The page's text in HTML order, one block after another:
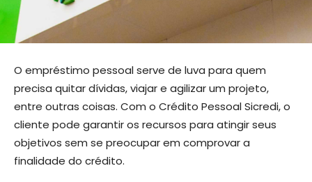
O empréstimo pessoal serve de luva para quem
precisa quitar dívidas, viajar e agilizar um projeto,
entre outras coisas. Com o Crédito Pessoal Sicredi, o
cliente pode garantir os recursos para atingir seus
objetivos sem se preocupar em comprovar a
finalidade do crédito.